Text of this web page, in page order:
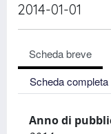
2014-01-01
Scheda breve
Scheda completa
Anno di